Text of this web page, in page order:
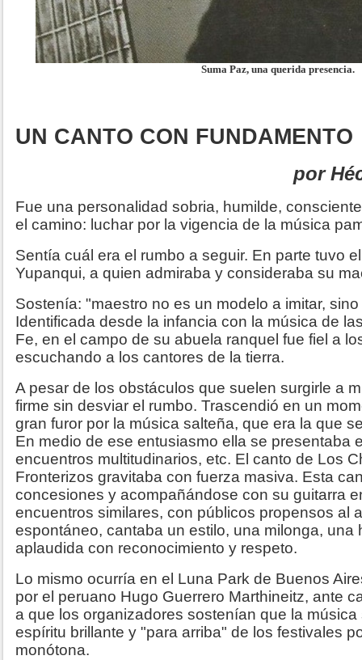
Suma Paz, una querida presencia.
UN CANTO CON FUNDAMENTO
por
Fue una personalidad sobria, humilde,
el camino: luchar por la vigencia de la música
Sentía cuál era el rumbo a seguir. En parte tuvo
Yupanqui, a quien admiraba y consideraba su
Sostenía: "maestro no es un modelo a imitar,
Identificada desde la infancia con la música de
Fe, en el campo de su abuela ranquel fue fiel a
escuchando a los cantores de la tierra.
A pesar de los obstáculos que suelen surgirle a
firme sin desviar el rumbo. Trascendió en un
gran furor por la música salteña, que era la que
En medio de ese entusiasmo ella se presentaba
encuentros multitudinarios, etc. El canto de Los
Fronterizos gravitaba con fuerza masiva. Esta
concesiones y acompañándose con su guitarra
encuentros similares, con públicos propensos al
espontáneo, cantaba un estilo, una milonga, una
aplaudida con reconocimiento y respeto.
Lo mismo ocurría en el Luna Park de Buenos
por el peruano Hugo Guerrero Marthineitz, ante
a que los organizadores sostenían que la
espíritu brillante y "para arriba" de los festivales
monótona.